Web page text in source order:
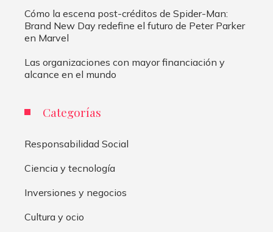
Cómo la escena post-créditos de Spider-Man:
Brand New Day redefine el futuro de Peter Parker
en Marvel
Las organizaciones con mayor financiación y
alcance en el mundo
Categorías
Responsabilidad Social
Ciencia y tecnología
Inversiones y negocios
Cultura y ocio